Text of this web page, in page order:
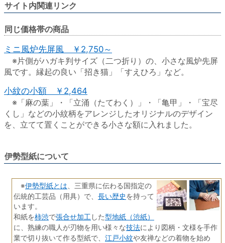
サイト内関連リンク
同じ価格帯の商品
ミニ風炉先屏風 ￥2,750～
※片側がハガキ判サイズ（二つ折り）の、小さな風炉先屏
風です。縁起の良い「招き猫」「すえひろ」など。
小紋の小額 ￥2,464
※「麻の葉」・「立涌（たてわく）」・「亀甲」・「宝尽
くし」などの小紋柄をアレンジしたオリジナルのデザイン
を、立てて置くことができる小さな額に入れました。
伊勢型紙について
※伊勢型紙とは 、三重県に伝わる国指定の
伝統的工芸品（用具）で、 長い歴史を持って
います。
和紙を柿渋で張合せ加工 した型地紙（渋紙）
に、熟練の職人が刃物を用い様々な技法により図柄・文様を手作
業で切り抜いて作る型紙で、 江戸小紋や友禅などの着物を始め